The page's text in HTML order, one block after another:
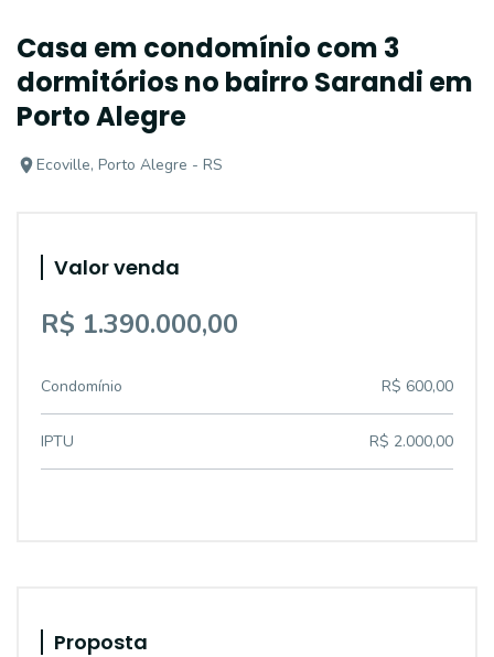
Casa em condomínio com 3
dormitórios no bairro Sarandi em
Porto Alegre
Ecoville, Porto Alegre - RS
Valor venda
R$ 1.390.000,00
Condomínio R$ 600,00
IPTU R$ 2.000,00
Proposta